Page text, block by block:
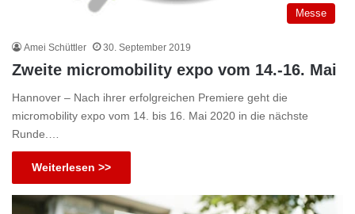
Messe
Amei Schüttler 30. September 2019
Zweite micromobility expo vom 14.-16. Mai
Hannover – Nach ihrer erfolgreichen Premiere geht die
micromobility expo vom 14. bis 16. Mai 2020 in die nächste
Runde.…
Weiterlesen >>